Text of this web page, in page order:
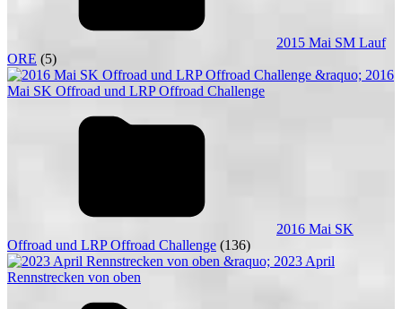
2015 Mai SM Lauf
ORE (5)
2016 Mai SK
Offroad und LRP Offroad Challenge (136)